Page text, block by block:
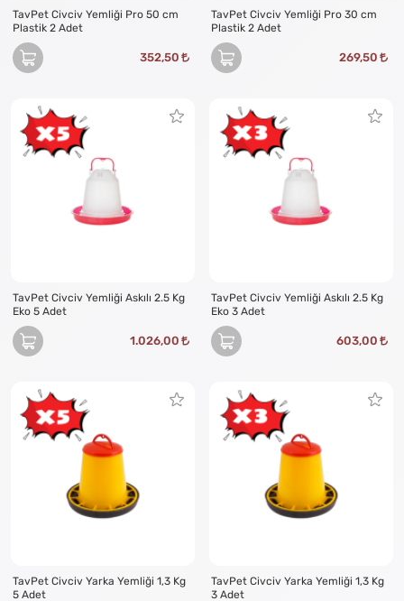
TavPet Civciv Yemliği Pro 50 cm
Plastik 2 Adet
352,50
TavPet Civciv Yemliği Pro 30 cm
Plastik 2 Adet
269,50
TavPet Civciv Yemliği Askılı 2.5 Kg
Eko 5 Adet
1.026,00
TavPet Civciv Yemliği Askılı 2.5 Kg
Eko 3 Adet
603,00
TavPet Civciv Yarka Yemliği 1,3 Kg
5 Adet
TavPet Civciv Yarka Yemliği 1,3 Kg
3 Adet